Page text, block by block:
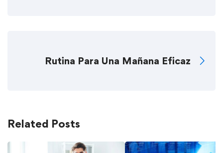
Rutina Para Una Mañana Eficaz
Related Posts